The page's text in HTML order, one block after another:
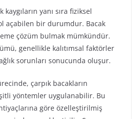
kaygıların yanı sıra fiziksel
açabilen bir durumdur. Bacak
çözüm bulmak mümkündür.
genellikle kalıtımsal faktörler
sorunları sonucunda oluşur.
çarpık bacakların
yöntemler uygulanabilir. Bu
göre özelleştirilmiş